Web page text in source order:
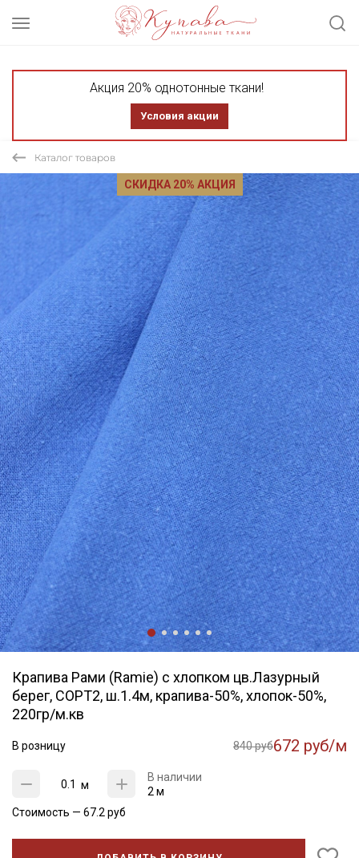
Акция 20% однотонные ткани!
Условия акции
Каталог товаров
СКИДКА 20% АКЦИЯ
Крапива Рами (Ramie) с хлопком цв.Лазурный
берег, СОРТ2, ш.1.4м, крапива-50%, хлопок-50%,
220гр/м.кв
В розницу 840 руб672 руб/м
м
В наличии
2 м
Стоимость — 67.2 руб